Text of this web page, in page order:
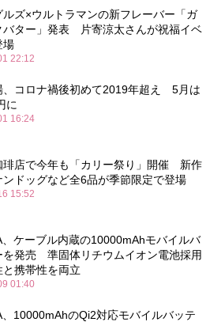
ルズ×ウルトラマンの新フレーバー「ガ
バター」発表 片寄涼太さんが祝福イベ
場
22:12
、コロナ禍後初めて2019年超え 5月は
に
16:24
琲店で今年も「カリー祭り」開催 新作
ンドッグなど全6品が季節限定で登場
15:52
ケーブル内蔵の10000mAhモバイルバ
を発売 準固体リチウムイオン電池採用
と携帯性を両立
01:40
10000mAhのQi2対応モバイルバッテ